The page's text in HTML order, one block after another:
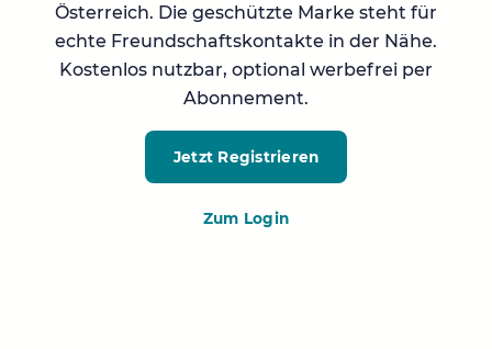
Österreich. Die geschützte Marke steht für
echte Freundschaftskontakte in der Nähe.
Kostenlos nutzbar, optional werbefrei per
Abonnement.
Jetzt Registrieren
Zum Login